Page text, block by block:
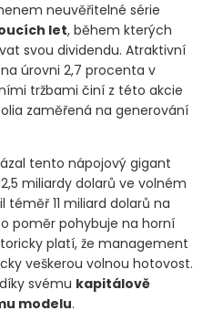
neuvěřitelné série
let, během kterých
svou dividendu. Atraktivní
úrovni 2,7 procenta v
tržbami činí z této akcie
zaměřená na generování
tento nápojový gigant
miliardy dolarů ve volném
11 miliard dolarů na
poměr pohybuje na horní
platí, že management
veškerou volnou hotovost.
svému kapitálově
modelu.